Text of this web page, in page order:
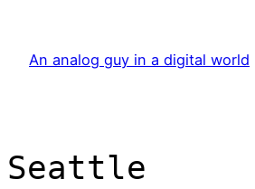
content
An analog guy in a digital world
Seattle